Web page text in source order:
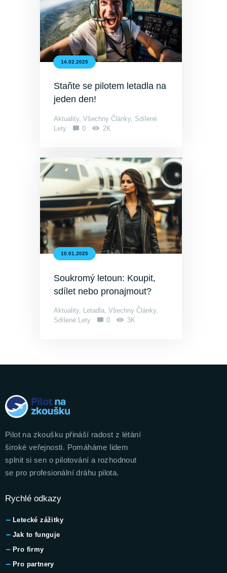
14.02.2025
Staňte se pilotem letadla na
jeden den!
Aktuality, Všechny Články, Sdílené
Lety
0 2K
10.01.2025
Soukromý letoun: Koupit,
sdílet nebo pronajmout?
Aktuality, Letadla, Všechny Články,
Sdílené Lety
0 3K
Pilot na zkoušku přináší radost z létání
široké veřejnosti. Pomáháme lidem
splnit si sen o pilotování a rozhodnout
se pro profesionální dráhu pilota.
Rychlé odkazy
Letecké zážitky
Jak to funguje
Pro firmy
Pro partnery